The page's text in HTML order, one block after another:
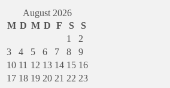
August 2026
M D M D F S
S
1
2
3
4 5 6 7 8
9
10 11 12 13 14 15 16
17 18 19 20 21 22 23